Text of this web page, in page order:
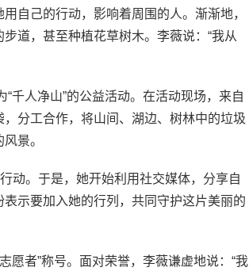
自己的行动，影响着周围的人。渐渐地，
道，甚至种植花草树木。李薇说：“我从
千人净山”的公益活动。在活动现场，来自
分工合作，将山间、湖边、树林中的垃圾
景。
动。于是，她开始利用社交媒体，分享自
示要加入她的行列，共同守护这片美丽的
愿者”称号。面对荣誉，李薇谦虚地说：“我